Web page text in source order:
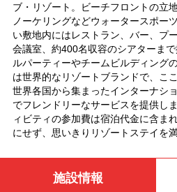
ブ・リゾート。ビーチフロントの立
ノーケリングなどウォータースポー
い敷地内にはレストラン、バー、プ
会議室、約400名収容のシアターま
ルパーティーやチームビルディング
は世界的なリゾートブランドで、こ
世界各国から集まったインターナシ
でフレンドリーなサービスを提供し
ィビティの参加費は宿泊代金に含ま
にせず、思いきりリゾートステイを
施設情報